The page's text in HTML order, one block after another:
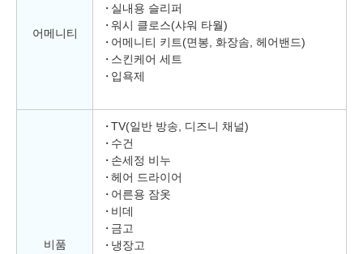
어메니티
실내용 슬리퍼
워시 클로스(샤워 타월)
어메니티 키트(면봉, 화장솜, 헤어밴드)
스킨케어 세트
입욕제
비품
TV(일반 방송, 디즈니 채널)
수건
손세정 비누
헤어 드라이어
어른용 잠옷
비데
금고
냉장고